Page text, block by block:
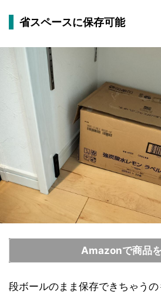
省スペースに保存可能
Amazonで商品
段ボールのまま保存できちゃうの